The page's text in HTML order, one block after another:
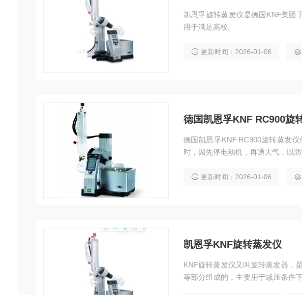
凯恩孚旋转蒸发仪是德国KNF集团
用于满足高校。
更新时间：2026-01-06
德国凯恩孚KNF RC900旋
德国凯恩孚KNF RC900旋转蒸发
时，因先停电动机，再通大气，以
更新时间：2026-01-06
凯恩孚KNF旋转蒸发仪
KNF旋转蒸发仪又叫旋转蒸发器，
等部分组成的，主要用于减压条件